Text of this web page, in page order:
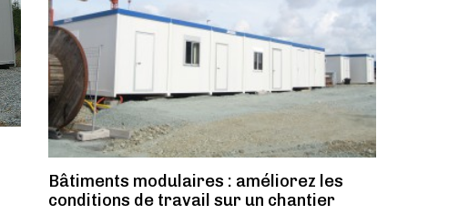
Bâtiments modulaires : améliorez les
conditions de travail sur un chantier